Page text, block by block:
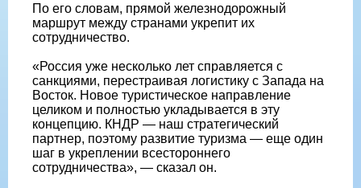
По его словам, прямой железнодорожный
маршрут между странами укрепит их
сотрудничество.
«Россия уже несколько лет справляется с
санкциями, перестраивая логистику с Запада на
Восток. Новое туристическое направление
целиком и полностью укладывается в эту
концепцию. КНДР — наш стратегический
партнер, поэтому развитие туризма — еще один
шаг в укреплении всестороннего
сотрудничества», — сказал он.